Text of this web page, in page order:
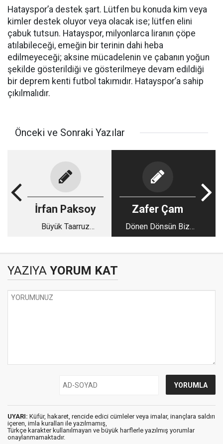
Hatayspor’a destek şart. Lütfen bu konuda kim veya
kimler destek oluyor veya olacak ise; lütfen elini
çabuk tutsun. Hatayspor, milyonlarca liranın çöpe
atılabileceği, emeğin bir terinin dahi heba
edilmeyeceği; aksine mücadelenin ve çabanın yoğun
şekilde gösterildiği ve gösterilmeye devam edildiği
bir deprem kenti futbol takımıdır. Hatayspor’a sahip
çıkılmalıdır.
Önceki ve Sonraki Yazılar
İrfan Paksoy
Büyük Taarruz
Zafer Çam
Dönen Dönsün Biz
Dönmeyiz
YAZIYA YORUM KAT
UYARI: Küfür, hakaret, rencide edici cümleler veya imalar, inançlara saldırı
içeren, imla kuralları ile yazılmamış,
Türkçe karakter kullanılmayan ve büyük harflerle yazılmış yorumlar
onaylanmamaktadır.